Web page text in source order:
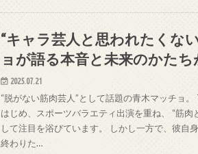
“キャラ芸人と思われたくな
ョが語る本音と未来のかたち
2025.07.21
“脱がない筋肉芸人”として話題の青木マッチョ
はじめ、スポーツバラエティ出演を重ね、 “筋肉
して注目を浴びています。 しかし一方で、彼自
終わりた…